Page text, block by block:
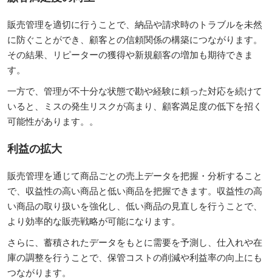
販売管理を適切に行うことで、納品や請求時のトラブルを未然
に防ぐことができ、顧客との信頼関係の構築につながります。
その結果、リピーターの獲得や新規顧客の増加も期待できま
す。
一方で、管理が不十分な状態で勘や経験に頼った対応を続けて
いると、ミスの発生リスクが高まり、顧客満足度の低下を招く
可能性があります。。
利益の拡大
販売管理を通じて商品ごとの売上データを把握・分析すること
で、収益性の高い商品と低い商品を把握できます。収益性の高
い商品の取り扱いを強化し、低い商品の見直しを行うことで、
より効率的な販売戦略が可能になります。
さらに、蓄積されたデータをもとに需要を予測し、仕入れや在
庫の調整を行うことで、保管コストの削減や利益率の向上にも
つながります。